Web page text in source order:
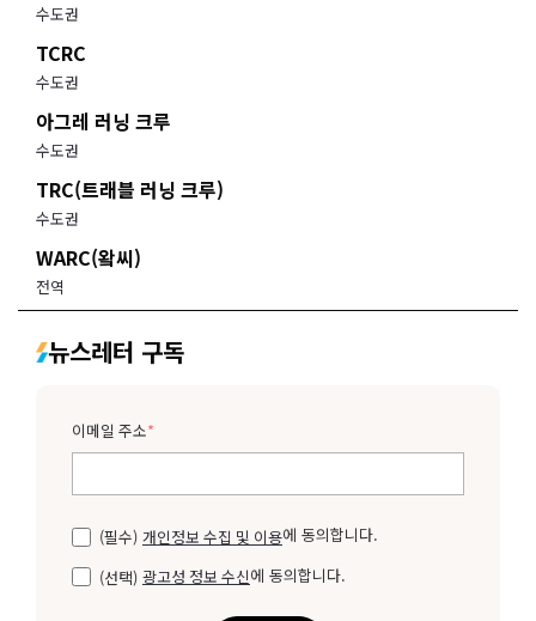
수도권
TCRC
수도권
아그레 러닝 크루
수도권
TRC(트래블 러닝 크루)
수도권
WARC(왘씨)
전역
뉴스레터 구독
이메일 주소*
(필수) 개인정보 수집 및 이용에 동의합니다.
(선택) 광고성 정보 수신에 동의합니다.